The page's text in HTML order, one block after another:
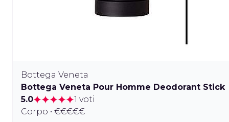
Bottega Veneta
Bottega Veneta Pour Homme Deodorant Stick
5.0
1 voti
Corpo • €€€€€